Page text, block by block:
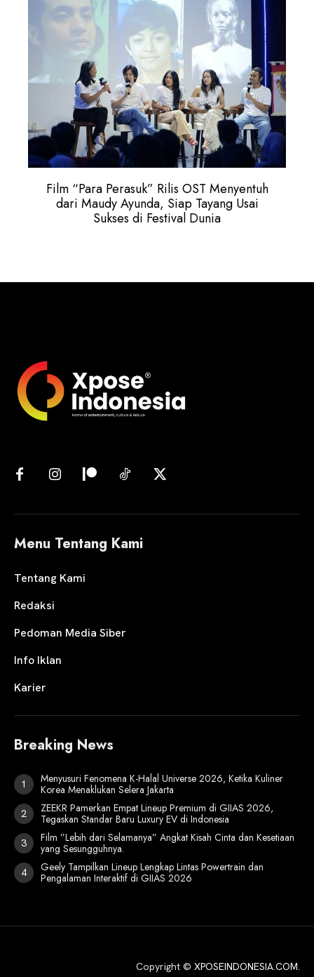
Film “Para Perasuk” Rilis OST Menyentuh
dari Maudy Ayunda, Siap Tayang Usai
Sukses di Festival Dunia
Menu Tentang Kami
Tentang Kami
Redaksi
Pedoman Media Siber
Info Iklan
Karier
Breaking News
Menyusuri Fenomena K-Halal Universe 2026, Ketika Kuliner
Korea Menaklukan Selera Jakarta
ZEEKR Pamerkan Empat Lineup Premium di GIIAS 2026,
Tegaskan Standar Baru Luxury EV di Indonesia
Film ”Lebih dari Selamanya” Angkat Kisah Cinta dan Kesetiaan
yang Sesungguhnya.
Geely Tampilkan Lineup Lengkap Lintas Powertrain dan
Pengalaman Interaktif di GIIAS 2026
Copyright © XPOSEINDONESIA.COM.